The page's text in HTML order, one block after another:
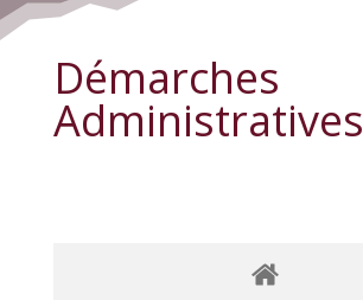
Démarches
Administratives